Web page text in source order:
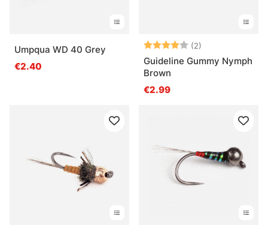
Umpqua WD 40 Grey
€2.40
Arvio: (2)
Guideline Gummy Nymph
Brown
€2.99